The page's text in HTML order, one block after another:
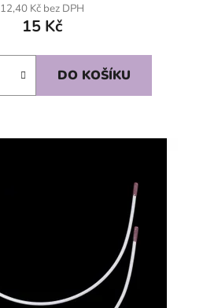
12,40 Kč bez DPH
15 Kč
DO KOŠÍKU